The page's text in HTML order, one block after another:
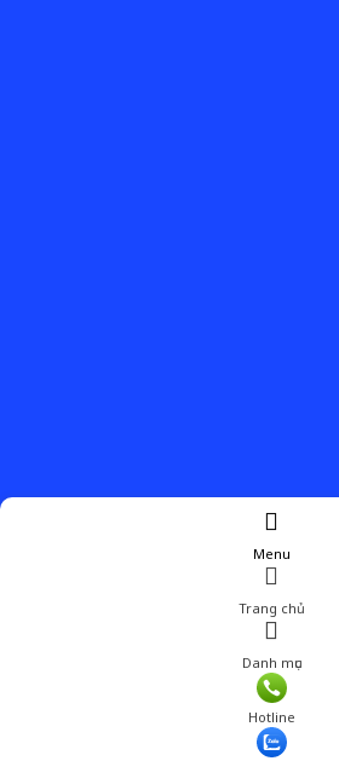
Menu
Trang chủ
Danh mục
Hotline